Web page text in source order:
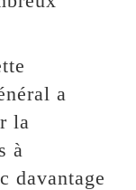
a
la
à
davantage